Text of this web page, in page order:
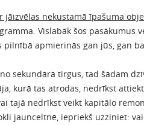
nekustamā īpašuma
Vislabāk šos pasākumus
apmierinās gan jūs, gan
sekundārā tirgus, tad šādam
kurā tas atrodas, nedrīkst
tajā nedrīkst veikt kapitālo
jaunceltnē, iepriekš uzziniet: